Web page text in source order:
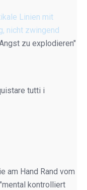
Linien mit
nicht zwingend
zu explodieren"
tutti i
am Hand Rand vom
kontrolliert